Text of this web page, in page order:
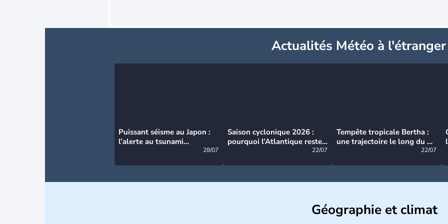
Actualités Météo à l'étranger
Puissant séisme au Japon :
l’alerte au tsunami
28/07
Saison cyclonique 2026 :
pourquoi l’Atlantique reste
22/07
Tempête tropicale Bertha :
une trajectoire le long du du
22/07
Géographie et climat